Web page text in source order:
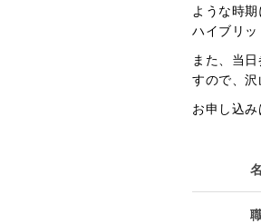
ような時
ハイブリ
また、当
すので、
お申し込